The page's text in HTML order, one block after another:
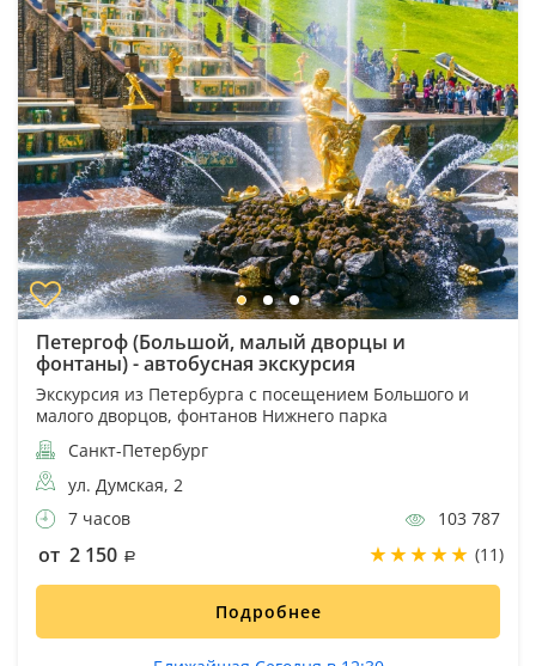
Петергоф (Большой, малый дворцы и
фонтаны) - автобусная экскурсия
Экскурсия из Петербурга с посещением Большого и
малого дворцов, фонтанов Нижнего парка
Санкт-Петербург
ул. Думская, 2
7 часов
103 787
от 2 150 (11)
Подробнее